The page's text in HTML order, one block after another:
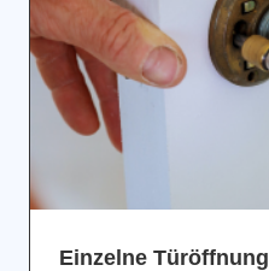
Einzelne Türöffnung